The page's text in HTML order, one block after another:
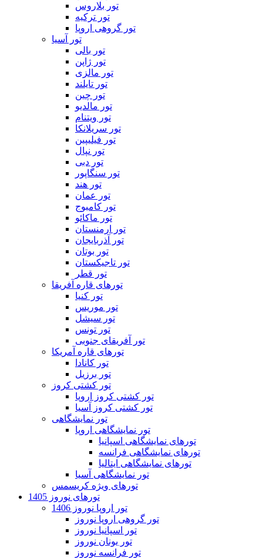
تور بلاروس
تور ترکیه
تور گروهی اروپا
تور آسیا
تور بالی
تور ژاپن
تور مالزی
تور تایلند
تور چین
تور مالدیو
تور ویتنام
تور سریلانکا
تور فیلیپین
تور نپال
تور دبی
تور سنگاپور
تور هند
تور عمان
تور کامبوج
تور ماکائو
تور ارمنستان
تور آذربایجان
تور بوتان
تور تاجیکستان
تور قطر
تورهای قاره آفریقا
تور کنیا
تور موریس
تور سیشل
تور تونس
تور آفریقای جنوبی
تورهای قاره آمریکا
تور کانادا
تور برزیل
تور کشتی کروز
تور کشتی کروز اروپا
تور کشتی کروز آسیا
تور نمایشگاهی
تور نمایشگاهی اروپا
تورهای نمایشگاهی اسپانیا
تورهای نمایشگاهی فرانسه
تورهای نمایشگاهی ایتالیا
تور نمایشگاهی آسیا
تورهای ویژه کریسمس
تورهای نوروز 1405
تور اروپا نوروز 1406
تور گروهی اروپا نوروز
تور اسپانیا نوروز
تور یونان نوروز
تور فرانسه نوروز